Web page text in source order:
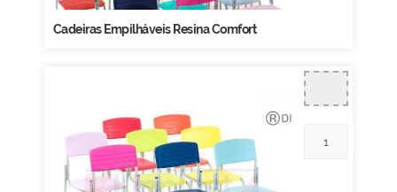
Cadeiras Empilháveis Resina Comfort